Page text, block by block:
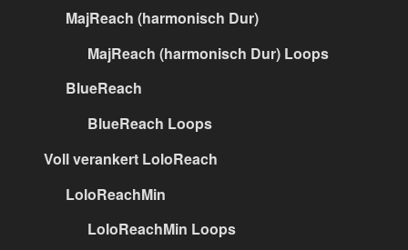
MajReach (harmonisch Dur)
MajReach (harmonisch Dur) Loops
BlueReach
BlueReach Loops
Voll verankert LoloReach
LoloReachMin
LoloReachMin Loops